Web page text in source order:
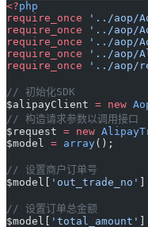
<?php
require_once '../aop/
require_once '../aop/
require_once '../aop/
require_once '../aop/
require_once '../aop/
// 初始化SDK
$alipayClient = new
// 构造请求参数以调用接口
$request = new
$model = array();
// 设置商户订单号
$model[
'out_trade_no'
// 设置订单总金额
$model[
'total_amount'